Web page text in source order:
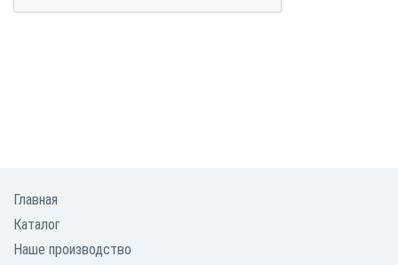
Главная
Каталог
Наше производство